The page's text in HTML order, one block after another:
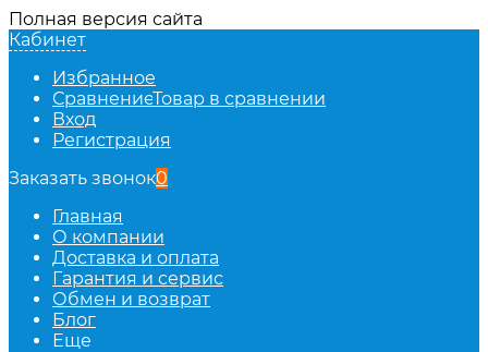
Полная версия сайта
Кабинет
Избранное
СравнениеТовар в сравнении
Вход
Регистрация
Заказать звонок0
Главная
О компании
Доставка и оплата
Гарантия и сервис
Обмен и возврат
Блог
Еще